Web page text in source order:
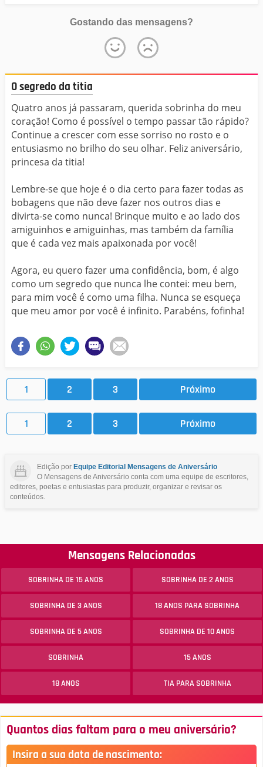
Gostando das mensagens?
O segredo da titia
Quatro anos já passaram, querida sobrinha do meu
coração! Como é possível o tempo passar tão rápido?
Continue a crescer com esse sorriso no rosto e o
entusiasmo no brilho do seu olhar. Feliz aniversário,
princesa da titia!
Lembre-se que hoje é o dia certo para fazer todas as
bobagens que não deve fazer nos outros dias e
divirta-se como nunca! Brinque muito e ao lado dos
amiguinhos e amiguinhas, mas também da família
que é cada vez mais apaixonada por você!
Agora, eu quero fazer uma confidência, bom, é algo
como um segredo que nunca lhe contei: meu bem,
para mim você é como uma filha. Nunca se esqueça
que meu amor por você é infinito. Parabéns, fofinha!
1 2 3 Próximo
1 2 3 Próximo
Edição por Equipe Editorial Mensagens de Aniversário
O Mensagens de Aniversário conta com uma equipe de escritores,
editores, poetas e entusiastas para produzir, organizar e revisar os
conteúdos.
Mensagens Relacionadas
SOBRINHA DE 15 ANOS SOBRINHA DE 2 ANOS
SOBRINHA DE 3 ANOS 18 ANOS PARA SOBRINHA
SOBRINHA DE 5 ANOS SOBRINHA DE 10 ANOS
SOBRINHA 15 ANOS
18 ANOS TIA PARA SOBRINHA
Quantos dias faltam para o meu aniversário?
Insira a sua data de nascimento: